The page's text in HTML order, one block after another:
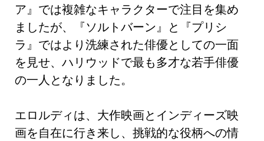
ア』では複雑なキャラクターで注目を集め
ましたが、『ソルトバーン』と『プリシ
ラ』ではより洗練された俳優としての一面
を見せ、ハリウッドで最も多才な若手俳優
の一人となりました。
エロルディは、大作映画とインディーズ映
画を自在に行き来し、挑戦的な役柄への情